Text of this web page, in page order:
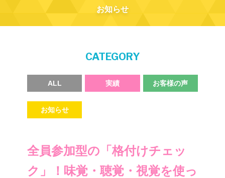
お知らせ
CATEGORY
ALL 実績 お客様の声
お知らせ
全員参加型の「格付けチェッ
ク」！味覚・聴覚・視覚を使っ